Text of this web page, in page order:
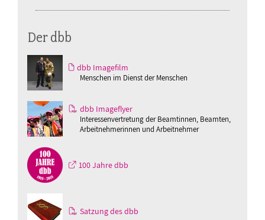
Der dbb
dbb Imagefilm
Menschen im Dienst der Menschen
dbb Imageflyer
Interessenvertretung der Beamtinnen, Beamten,
Arbeitnehmerinnen und Arbeitnehmer
100 Jahre dbb
Satzung des dbb